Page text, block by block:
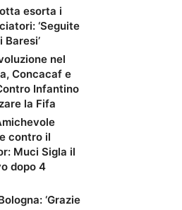
esorta i
‘Seguite
Baresi’
nel
Concacaf e
Infantino
la Fifa
contro il
Muci Sigla il
dopo 4
‘Grazie